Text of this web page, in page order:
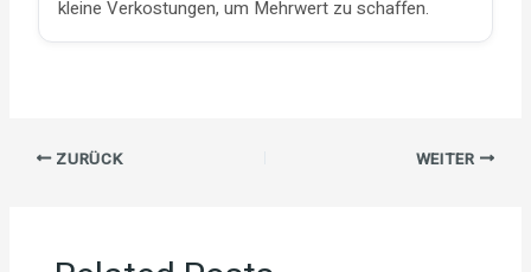
kleine Verkostungen, um Mehrwert zu schaffen.
ZURÜCK WEITER